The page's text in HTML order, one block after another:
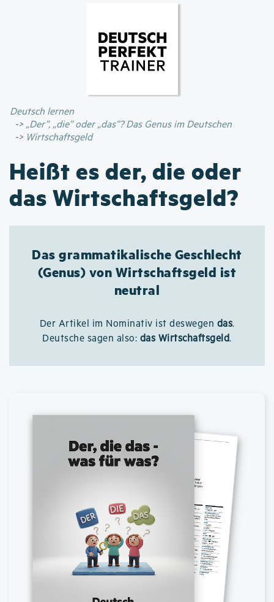
Inhalt
Deutsch lernen
„Der”, „die” oder „das”? Das Genus im Deutschen
Wirtschaftsgeld
Heißt es der, die oder
das Wirtschaftsgeld?
Das grammatikalische Geschlecht
(Genus) von Wirtschaftsgeld ist
neutral
Der Artikel im Nominativ ist deswegen das.
Deutsche sagen also: das Wirtschaftsgeld.